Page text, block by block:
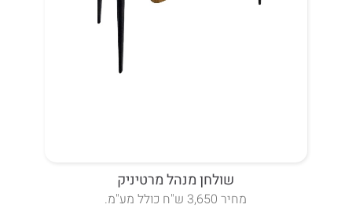
שולחן מנהל מרטיניק
מחיר 3,650 ש"ח כולל מע"מ.